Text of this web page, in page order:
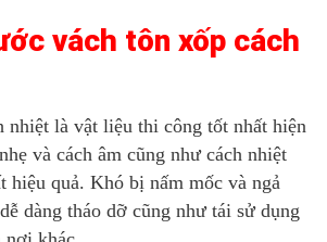
vách tôn xốp cách
nhiệt là vật liệu thi công tốt nhất hiện
và cách âm cũng như cách nhiệt
hiệu quả. Khó bị nấm mốc và ngả
dàng tháo dỡ cũng như tái sử dụng